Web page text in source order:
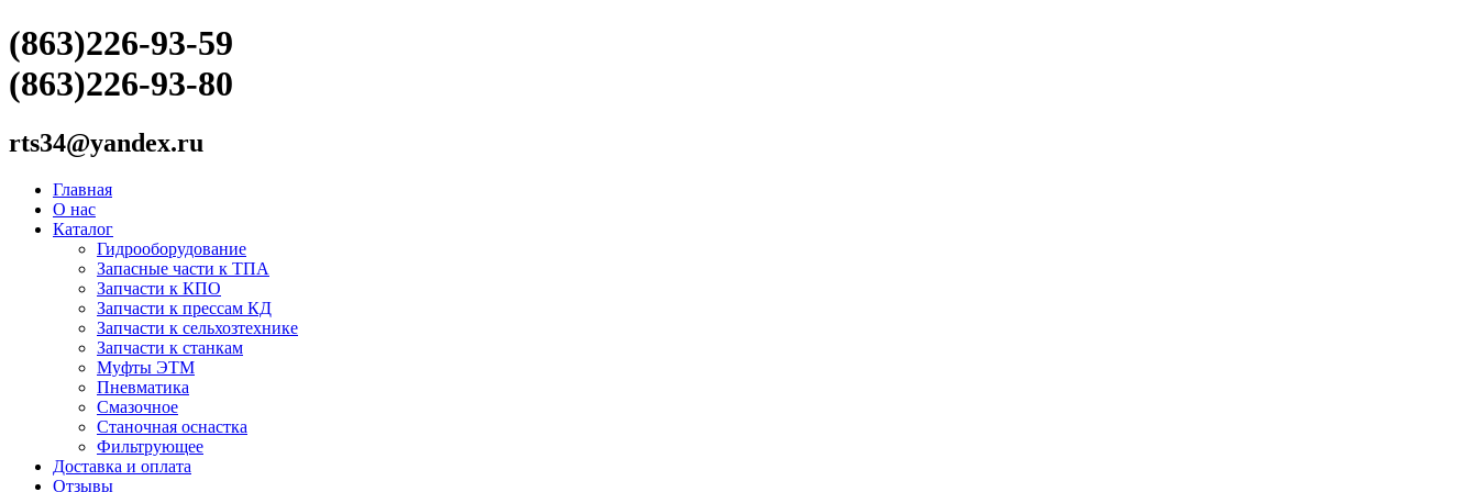
(863)226-93-59
(863)226-93-80
rts34@yandex.ru
Главная
О нас
Каталог
Гидрооборудование
Запасные части к ТПА
Запчасти к КПО
Запчасти к прессам КД
Запчасти к сельхозтехнике
Запчасти к станкам
Муфты ЭТМ
Пневматика
Смазочное
Станочная оснастка
Фильтрующее
Доставка и оплата
Отзывы